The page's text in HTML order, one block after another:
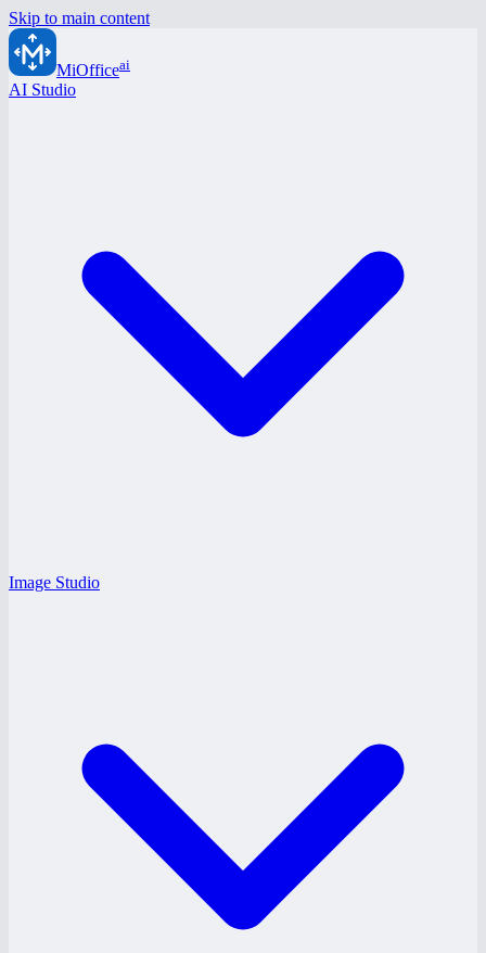
Skip to main content
MiOfficeai
AI Studio
Image Studio